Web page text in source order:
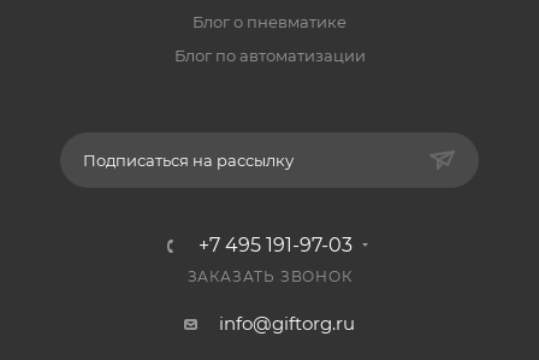
Блог о пневматике
Блог по автоматизации
Подписаться на рассылку
+7 495 191-97-03
ЗАКАЗАТЬ ЗВОНОК
info@giftorg.ru